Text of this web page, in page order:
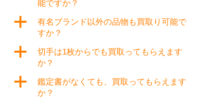
能ですか？
a
有名ブランド以外の品物も買取り可能で
すか？
a
切手は1枚からでも買取ってもらえます
か？
a
鑑定書がなくても、買取ってもらえます
か？